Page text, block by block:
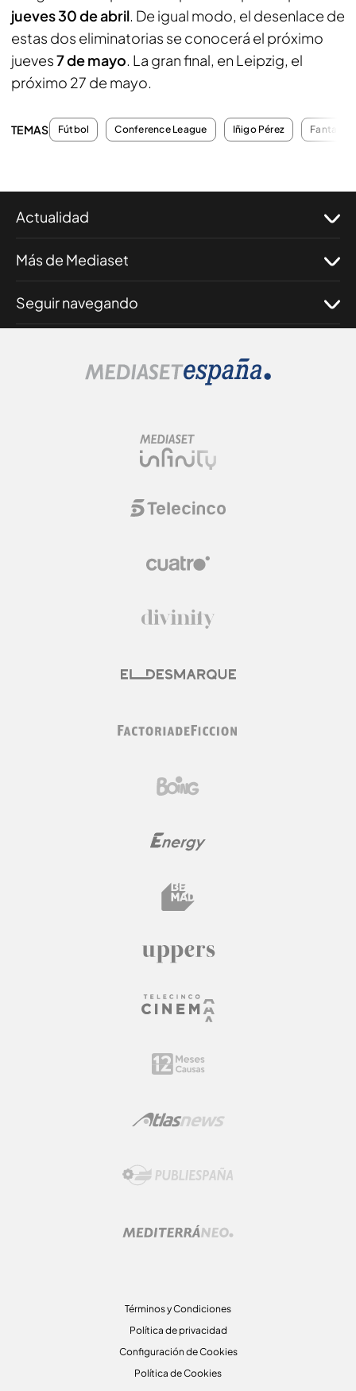
jueves 30 de abril. De igual modo, el desenlace de
estas dos eliminatorias se conocerá el próximo
jueves7 de mayo. La gran final, en Leipzig, el
próximo 27 de mayo.
TEMAS Fútbol Conference League Iñigo Pérez Fantasy
Actualidad
Más de Mediaset
Seguir navegando
Términos y Condiciones
Política de privacidad
Configuración de Cookies
Política de Cookies